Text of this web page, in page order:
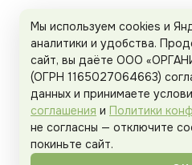
Рекламодателям
Organicwoman.ru
Мы используем cookies и
аналитики и удобства.
сайт, вы даёте ООО
(ОГРН 1165027064663)
данных и принимаете
соглашения и Политики
не согласны — отключите
покиньте сайт.